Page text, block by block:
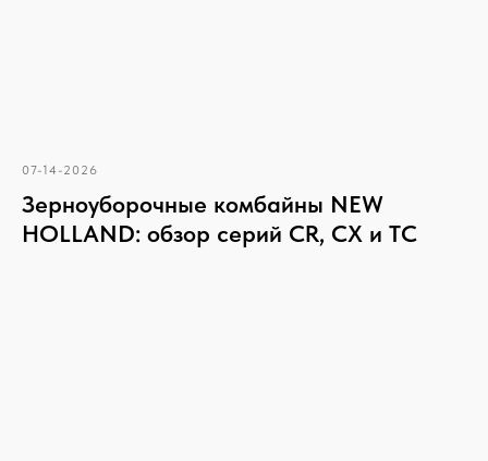
07-14-2026
Зерноуборочные комбайны NEW
HOLLAND: обзор серий CR, CX и TC